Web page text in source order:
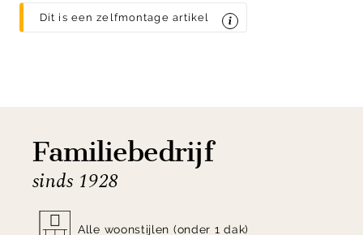
Dit is een zelfmontage artikel
Familiebedrijf
sinds 1928
Alle woonstijlen (onder 1 dak)